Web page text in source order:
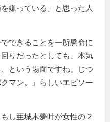
嫌っている」と思った人
できることを一所懸命に
りだったとしても、本気
という場面ですね。じつ
マン。』らしいエピソー
し亜城木夢叶が女性の 2